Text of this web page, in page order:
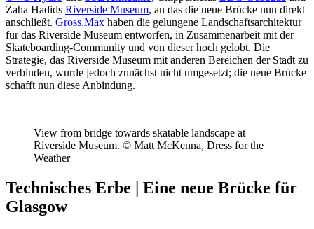
Zaha Hadids Riverside Museum, an das die neue Brücke nun direkt
anschließt. Gross.Max haben die gelungene Landschaftsarchitektur
für das Riverside Museum entworfen, in Zusammenarbeit mit der
Skateboarding-Community und von dieser hoch gelobt. Die
Strategie, das Riverside Museum mit anderen Bereichen der Stadt zu
verbinden, wurde jedoch zunächst nicht umgesetzt; die neue Brücke
schafft nun diese Anbindung.
View from bridge towards skatable landscape at
Riverside Museum. © Matt McKenna, Dress for the
Weather
Technisches Erbe | Eine neue Brücke für
Glasgow